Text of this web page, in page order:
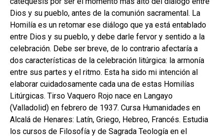
Dios y su pueblo, antes de la comunión sacramental. La
Homilía es un retomar ese diálogo que ya está entablado
entre Dios y su pueblo, y debe darle fervor y sentido a la
celebración. Debe ser breve, de lo contrario afectaría a
dos características de la celebración litúrgica: la armonía
entre sus partes y el ritmo. Esta ha sido mi intención al
elaborar cuidadosamente cada una de estas Homilías
Litúrgicas. Tirso Vaquero Rojo nace en Langayo
(Valladolid) en febrero de 1937. Cursa Humanidades en
Alcalá de Henares: Latín, Griego, Hebreo, Francés. Estudia
los cursos de Filosofía y de Sagrada Teología en el